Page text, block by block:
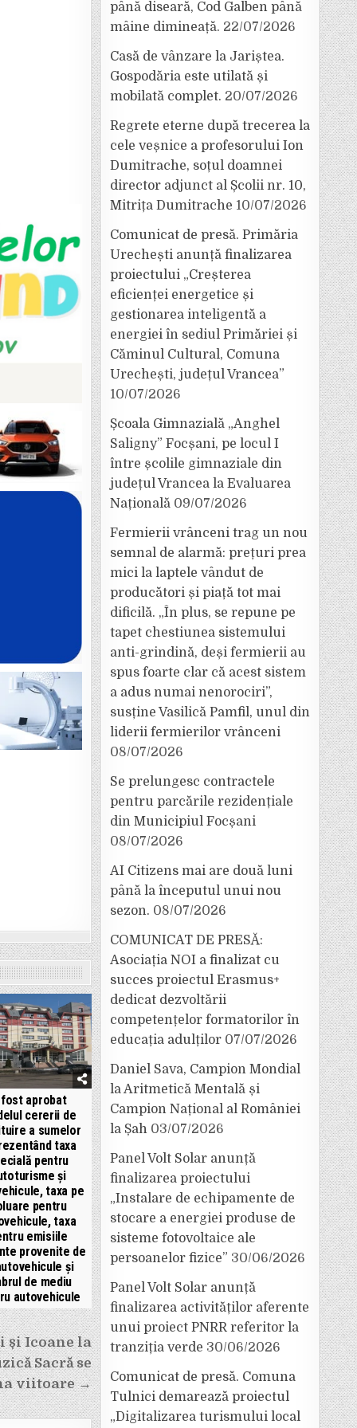
aprobat
cererii de
a sumelor
taxa
pentru
şi
taxa pe
pentru
taxa
emisiile
provenite de
şi
de mediu
autovehicule
și Icoane la
Sacră se
viitoare →
până diseară, Cod Galben până
mâine dimineață. 22/07/2026
Casă de vânzare la Jariștea.
Gospodăria este utilată și
mobilată complet. 20/07/2026
Regrete eterne după trecerea la
cele veșnice a profesorului Ion
Dumitrache, soțul doamnei
director adjunct al Școlii nr. 10,
Mitrița Dumitrache 10/07/2026
Comunicat de presă. Primăria
Urechești anunță finalizarea
proiectului „Creșterea
eficienței energetice și
gestionarea inteligentă a
energiei în sediul Primăriei și
Căminul Cultural, Comuna
Urechești, județul Vrancea”
10/07/2026
Școala Gimnazială „Anghel
Saligny” Focșani, pe locul I
între școlile gimnaziale din
județul Vrancea la Evaluarea
Națională 09/07/2026
Fermierii vrânceni trag un nou
semnal de alarmă: prețuri prea
mici la laptele vândut de
producători și piață tot mai
dificilă. „În plus, se repune pe
tapet chestiunea sistemului
anti-grindină, deși fermierii au
spus foarte clar că acest sistem
a adus numai nenorociri”,
susține Vasilică Pamfil, unul din
liderii fermierilor vrânceni
08/07/2026
Se prelungesc contractele
pentru parcările rezidențiale
din Municipiul Focșani
08/07/2026
AI Citizens mai are două luni
până la începutul unui nou
sezon. 08/07/2026
COMUNICAT DE PRESĂ:
Asociația NOI a finalizat cu
succes proiectul Erasmus+
dedicat dezvoltării
competențelor formatorilor în
educația adulților 07/07/2026
Daniel Sava, Campion Mondial
la Aritmetică Mentală și
Campion Național al României
la Șah 03/07/2026
Panel Volt Solar anunță
finalizarea proiectului
„Instalare de echipamente de
stocare a energiei produse de
sisteme fotovoltaice ale
persoanelor fizice” 30/06/2026
Panel Volt Solar anunță
finalizarea activităților aferente
unui proiect PNRR referitor la
tranziția verde 30/06/2026
Comunicat de presă. Comuna
Tulnici demarează proiectul
„Digitalizarea turismului local